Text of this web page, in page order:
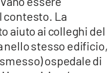
La
aiuto ai colleghi del
nello stesso edificio,
ospedale di